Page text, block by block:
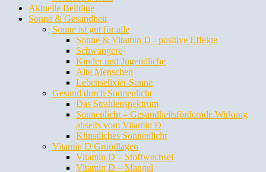
Aktuelle Beiträge
Sonne & Gesundheit
Sonne ist gut für alle
Sonne & Vitamin D - positive Effekte
Schwangere
Kinder und Jugendliche
Alte Menschen
Lebenselixier Sonne
Gesund durch Sonnenlicht
Das Strahlenspektrum
Sonnenlicht – Gesundheitsfördernde Wirkung
abseits vom Vitamin D
Künstliches Sonnenlicht
Vitamin D Grundlagen
Vitamin D – Stoffwechsel
Vitamin D – Mangel